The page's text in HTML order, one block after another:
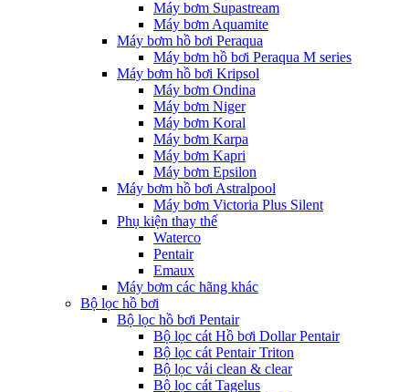
Máy bơm Supastream
Máy bơm Aquamite
Máy bơm hồ bơi Peraqua
Máy bơm hồ bơi Peraqua M series
Máy bơm hồ bơi Kripsol
Máy bơm Ondina
Máy bơm Niger
Máy bơm Koral
Máy bơm Karpa
Máy bơm Kapri
Máy bơm Epsilon
Máy bơm hồ bơi Astralpool
Máy bơm Victoria Plus Silent
Phụ kiện thay thế
Waterco
Pentair
Emaux
Máy bơm các hãng khác
Bộ lọc hồ bơi
Bộ lọc hồ bơi Pentair
Bộ lọc cát Hồ bơi Dollar Pentair
Bộ lọc cát Pentair Triton
Bộ lọc vải clean & clear
Bộ lọc cát Tagelus